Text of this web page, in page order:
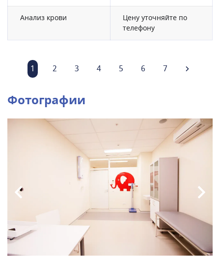
Анализ крови
Цену уточняйте по
телефону
1 2 3 4 5 6 7
Фотографии